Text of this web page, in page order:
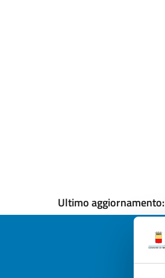
Ultimo aggiornamento: